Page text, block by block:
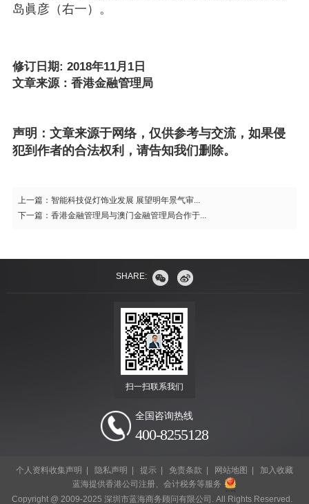
岛眞彦（右一）。
修订日期: 2018年11月1日
文章来源：香港金融管理局
声明：文章来源于网络，仅供参考与交流，如果侵
犯到作者的合法权利，请告知我们删除。
上一篇： 智能科技促灯饰业发展 展望明年景气审...
下一篇： 香港金融管理局与澳门金融管理局合作于...
SHARE:
扫一扫联系我们
全国咨询热线
400-8255128
个人资料收集声明 | 隐私声明 | 提示| 免责条款 | 网站地图 | 加入收藏
蓝海提供香港公司注册、会计税务等服务
Copyright @ 2009-2025 深圳市蓝海商务顾问有限公司. All Rights Reserved.